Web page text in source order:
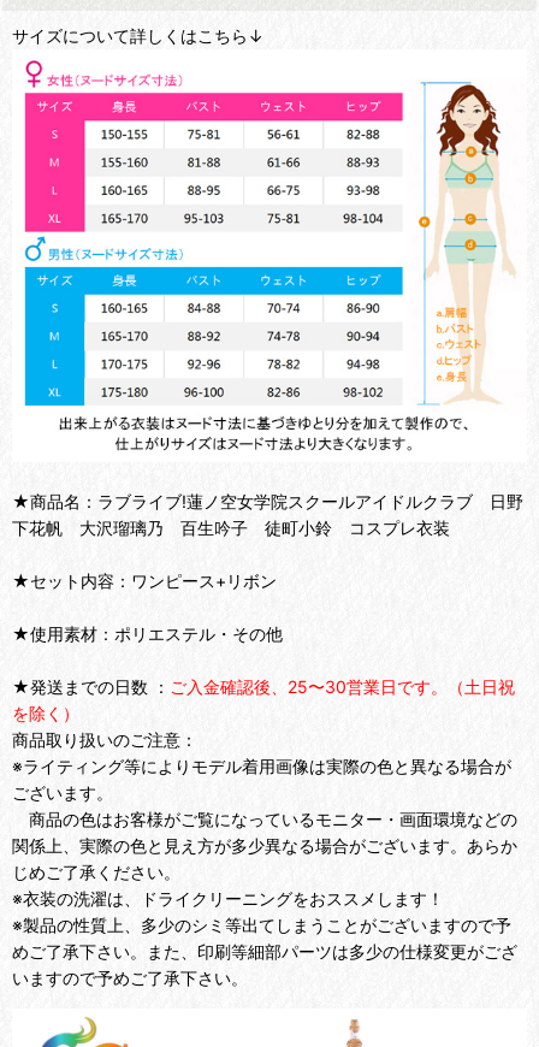
サイズについて詳しくはこちら↓
★商品名：ラブライブ!蓮ノ空女学院スクールアイドルクラブ 日野
下花帆 大沢瑠璃乃 百生吟子 徒町小鈴 コスプレ衣装
★セット内容：ワンピース+リボン
★使用素材：ポリエステル・その他
★発送までの日数 ： ご入金確認後、25〜30営業日です。（土日祝
を除く）
商品取り扱いのご注意：
※ライティング等によりモデル着用画像は実際の色と異なる場合が
ございます。
商品の色はお客様がご覧になっているモニター・画面環境などの
関係上、実際の色と見え方が多少異なる場合がございます。あらか
じめご了承ください。
※衣装の洗濯は、ドライクリーニングをおススメします！
※製品の性質上、多少のシミ等出てしまうことがございますので予
めご了承下さい。また、印刷等細部パーツは多少の仕様変更がござ
いますので予めご了承下さい。